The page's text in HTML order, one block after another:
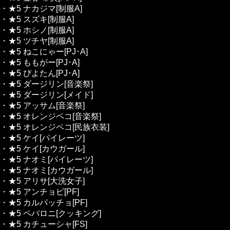
・★5 ナカジマ[制服A]
・★5 スズキ[制服A]
・★5 ホシノ[制服A]
・★5 ツチヤ[制服A]
・★5 ねこにゃー[PJ･A]
・★5 ももがー[PJ･A]
・★5 ぴよたん[PJ･A]
・★5 ダージリン[音楽祭]
・★5 ダージリン[メイド]
・★5 アッサム[音楽祭]
・★5 オレンジペコ[音楽祭]
・★5 オレンジペコ[民族衣装]
・★5 ケイ[パイレーツ]
・★5 ケイ[カウガール]
・★5 ナオミ[パイレーツ]
・★5 ナオミ[カウガール]
・★5 アリサ[大洗女子]
・★5 アンチョビ[PF]
・★5 カルパッチョ[PF]
・★5 ペパロニ[クッキング]
・★5 カチューシャ[FS]